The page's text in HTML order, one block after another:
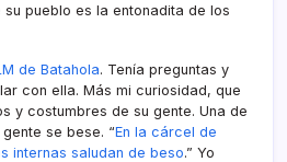
pueblo es la entonadita de los
de Batahola. Tení­a preguntas y
con ella. Más mi curiosidad, que
y costumbres de su gente. Una de
se bese. “En la cárcel de
internas saludan de beso.” Yo